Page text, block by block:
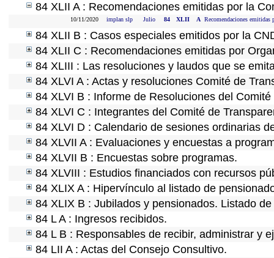
84 XLII A : Recomendaciones emitidas por la
10/11/2020 implan slp Julio 84 XLII A Recomendaciones
84 XLII B : Casos especiales emitidos por la
84 XLII C : Recomendaciones emitidas por
84 XLIII : Las resoluciones y laudos que se
84 XLVI A : Actas y resoluciones Comité de
84 XLVI B : Informe de Resoluciones del
84 XLVI C : Integrantes del Comité de
84 XLVI D : Calendario de sesiones ordinarias
84 XLVII A : Evaluaciones y encuestas a
84 XLVII B : Encuestas sobre programas.
84 XLVIII : Estudios financiados con recursos
84 XLIX A : Hipervínculo al listado de
84 XLIX B : Jubilados y pensionados. Listado
84 L A : Ingresos recibidos.
84 L B : Responsables de recibir, administrar y
84 LII A : Actas del Consejo Consultivo.